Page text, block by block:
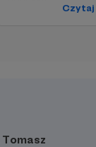
Tomasz